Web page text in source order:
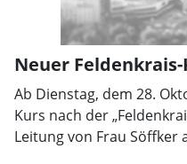
Neuer
Ab Dienstag, dem 28.
Kurs nach der
Leitung von Frau Söffker